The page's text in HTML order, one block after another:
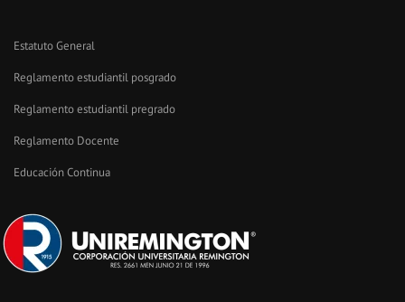
Estatuto General
Reglamento estudiantil posgrado
Reglamento estudiantil pregrado
Reglamento Docente
Educación Continua